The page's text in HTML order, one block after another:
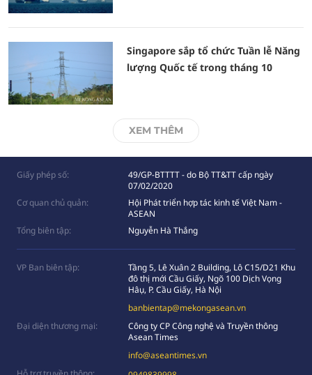
Singapore sắp tổ chức Tuần lễ Năng
lượng Quốc tế trong tháng 10
XEM THÊM
Giấy phép số:
49/GP-BTTTT - do Bộ TT&TT cấp ngày
07/02/2020
Cơ quan chủ quản:
Hội Phát triển hợp tác kinh tế Việt Nam -
ASEAN
Tổng biên tập:
Nguyễn Hà Thắng
VP Ban biên tập:
Tầng 5, Lê Xuân 2 Building, Lô C15/D21 Khu
đô thị mới Cầu Giấy, Ngõ 100 Dịch Vọng
Hâụ, P. Cầu Giấy, Hà Nội
banbientap@mekongasean.vn
Đại diện thương mại:
Công ty CP Công nghệ và Truyền thông
Asean Times
info@aseantimes.vn